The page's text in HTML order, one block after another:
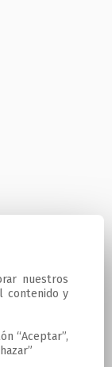
nuestros
contenido y
“Aceptar”,